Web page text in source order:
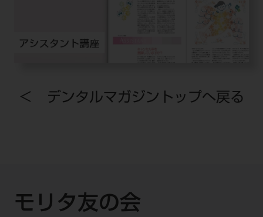
＜ デンタルマガジントップへ戻る
モリタ友の会